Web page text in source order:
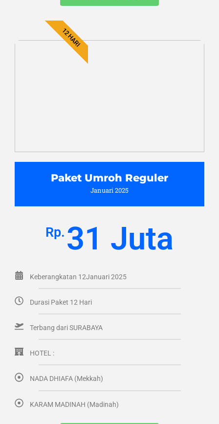
12 HARI
Paket Umroh Reguler
Januari 2025
Rp. 31 Juta
Keberangkatan 12Januari 2025
Durasi Paket 12 Hari
Terbang dari SURABAYA
HOTEL :
NADA DHIAFA (Mekkah)
KARAM MADINAH (Madinah)